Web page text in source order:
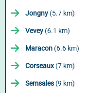
Jongny (5.7 km)
Vevey (6.1 km)
Maracon (6.6 km)
Corseaux(7 km)
Semsales (9 km)